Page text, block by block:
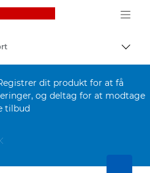
Canon Logo, back
Skift
dit produkt for at få
og deltag for at modtage
tilbud